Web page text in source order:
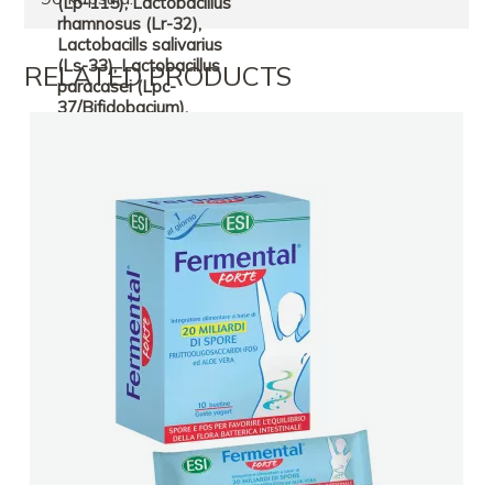
RELATED PRODUCTS